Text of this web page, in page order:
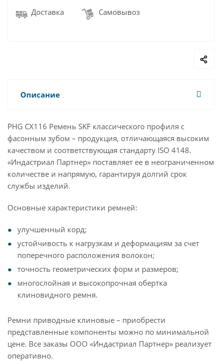
Доставка Самовывоз
Описание
PHG CX116 Ремень SKF классического профиля с
фасонным зубом – продукция, отличающаяся высоким
качеством и соответствующая стандарту ISO 4148.
«Индастриал Партнер» поставляет ее в неограниченном
количестве и напрямую, гарантируя долгий срок
службы изделий.
Основные характеристики ремней:
улучшенный корд;
устойчивость к нагрузкам и деформациям за счет
поперечного расположения волокон;
точность геометрических форм и размеров;
многослойная и высокопрочная обертка
клиновидного ремня.
Ремни приводные клиновые – приобрести
представленные компоненты можно по минимальной
цене. Все заказы ООО «Индастриал Партнер» реализует
оперативно.